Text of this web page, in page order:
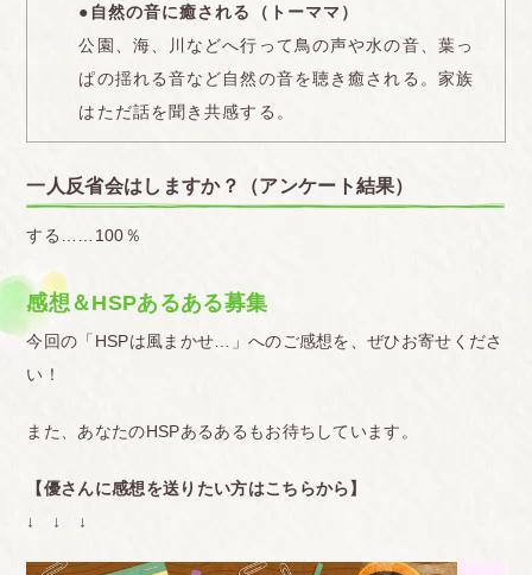
●自然の音に癒される（トーママ）
公園、海、川などへ行って鳥の声や水の音、葉っ
ぱの揺れる音など自然の音を聴き癒される。家族
はただ話を聞き共感する。
一人反省会はしますか？（アンケート結果）
する……100％
感想＆HSPあるある募集
今回の「HSPは風まかせ…」へのご感想を、ぜひお寄せくださ
い！
また、あなたのHSPあるあるもお待ちしています。
【優さんに感想を送りたい方はこちらから】
↓ ↓ ↓